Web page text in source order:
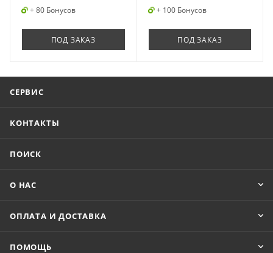
+ 80 Бонусов
ПОД ЗАКАЗ
+ 100 Бонусов
ПОД ЗАКАЗ
СЕРВИС
КОНТАКТЫ
ПОИСК
О НАС
ОПЛАТА И ДОСТАВКА
ПОМОЩЬ